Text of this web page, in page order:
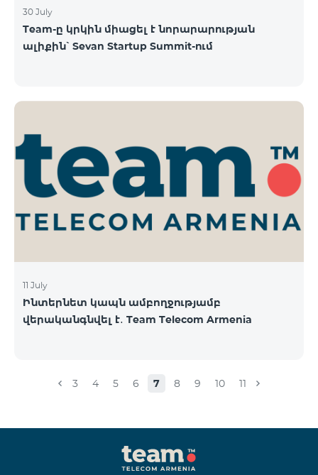
30 July
Team-ը կրկին միացել է նորարարության
ալիքին՝ Sevan Startup Summit-ում
11 July
Ինտերնետ կապն ամբողջությամբ
վերականգնվել է․ Team Telecom Armenia
3 4 5 6 7 8 9 10 11